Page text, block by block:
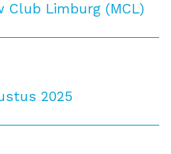
Club Limburg (MCL)
2025